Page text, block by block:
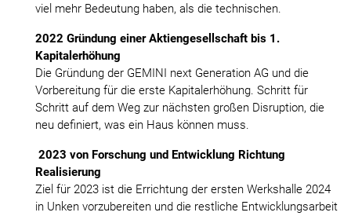
viel mehr Bedeutung haben, als die technischen.
2022 Gründung einer Aktiengesellschaft bis 1.
Kapitalerhöhung
Die Gründung der GEMINI next Generation AG und die
Vorbereitung für die erste Kapitalerhöhung. Schritt für
Schritt auf dem Weg zur nächsten großen Disruption, die
neu definiert, was ein Haus können muss.
2023 von Forschung und Entwicklung Richtung
Realisierung
Ziel für 2023 ist die Errichtung der ersten Werkshalle 2024
in Unken vorzubereiten und die restliche Entwicklungsarbeit